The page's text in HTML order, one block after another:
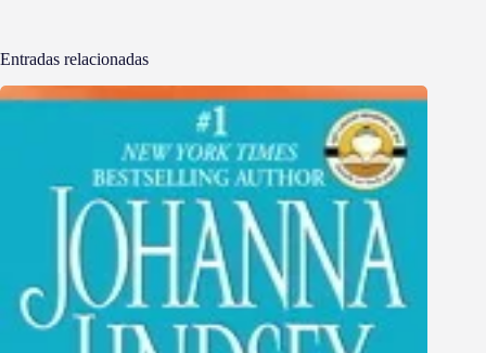
Entradas relacionadas